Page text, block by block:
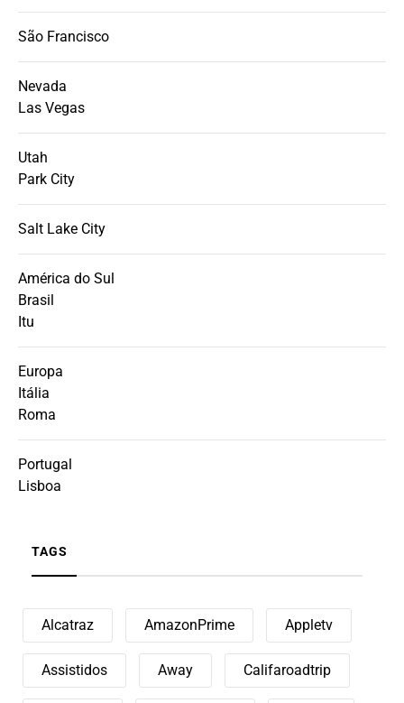
São Francisco
Nevada
Las Vegas
Utah
Park City
Salt Lake City
América do Sul
Brasil
Itu
Europa
Itália
Roma
Portugal
Lisboa
TAGS
Alcatraz AmazonPrime Appletv
Assistidos Away Califaroadtrip